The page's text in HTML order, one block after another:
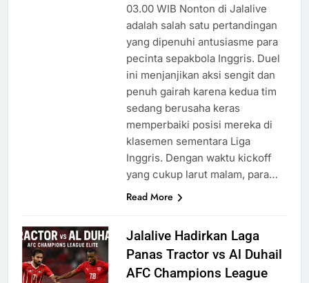
03.00 WIB Nonton di Jalalive
adalah salah satu pertandingan
yang dipenuhi antusiasme para
pecinta sepakbola Inggris. Duel
ini menjanjikan aksi sengit dan
penuh gairah karena kedua tim
sedang berusaha keras
memperbaiki posisi mereka di
klasemen sementara Liga
Inggris. Dengan waktu kickoff
yang cukup larut malam, para…
Read More
Jalalive Hadirkan Laga
Panas Tractor vs Al Duhail
AFC Champions League